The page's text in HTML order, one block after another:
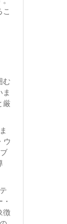
こ
む
ま
厳
ウ
徴